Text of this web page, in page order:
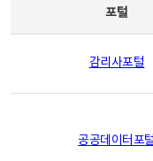
포털
감리사포털
공공데이터포털